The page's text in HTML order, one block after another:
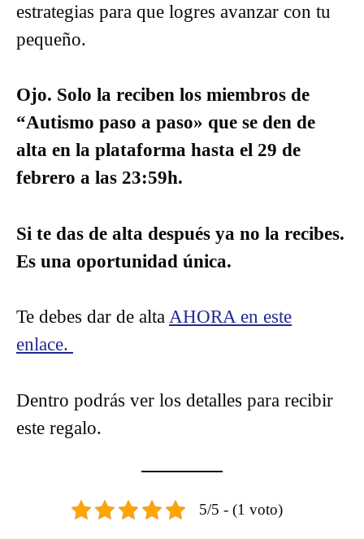
estrategias para que logres avanzar con tu
pequeño.
Ojo. Solo la reciben los miembros de
“Autismo paso a paso» que se den de
alta en la plataforma hasta el 29 de
febrero a las 23:59h.
Si te das de alta después ya no la recibes.
Es una oportunidad única.
Te debes dar de alta AHORA en este
enlace.
Dentro podrás ver los detalles para recibir
este regalo.
5/5 - (1 voto)